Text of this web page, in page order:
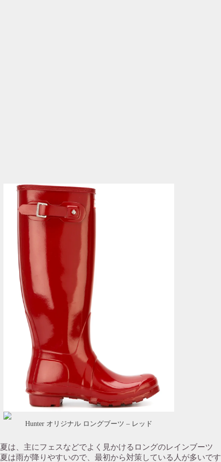
Hunter オリジナル ロングブーツ – レッド
夏は、主にフェスなどでよく見かけるロングのレインブーツ
夏は雨が降りやすいので、最初から対策している人が多いで